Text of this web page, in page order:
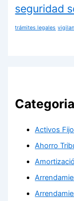
seguridad
trámites legales
Activos
Ahorro